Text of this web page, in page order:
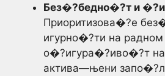
Без�?бедно�?т и
Приоритизова�?е
игурно�?ти на
о�?игура�?иво�?т
актива—њени